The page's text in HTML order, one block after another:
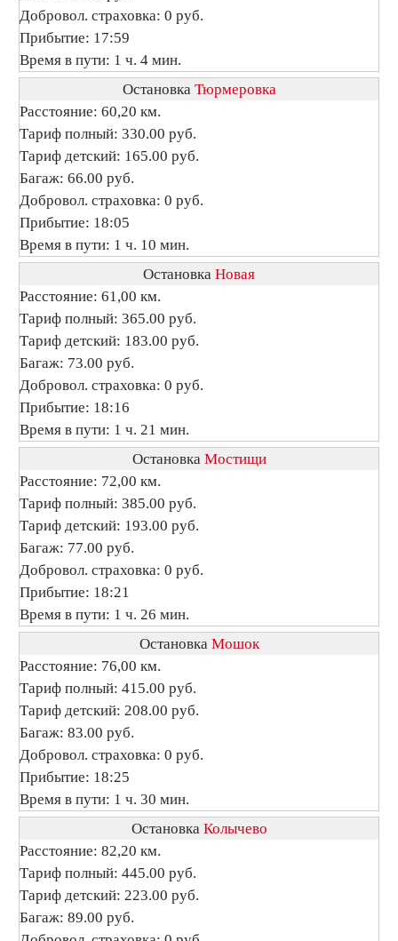
Добровол. страховка: 0 руб.
Прибытие: 17:59
Время в пути: 1 ч. 4 мин.
Остановка Тюрмеровка
Расстояние: 60,20 км.
Тариф полный: 330.00 руб.
Тариф детский: 165.00 руб.
Багаж: 66.00 руб.
Добровол. страховка: 0 руб.
Прибытие: 18:05
Время в пути: 1 ч. 10 мин.
Остановка Новая
Расстояние: 61,00 км.
Тариф полный: 365.00 руб.
Тариф детский: 183.00 руб.
Багаж: 73.00 руб.
Добровол. страховка: 0 руб.
Прибытие: 18:16
Время в пути: 1 ч. 21 мин.
Остановка Мостищи
Расстояние: 72,00 км.
Тариф полный: 385.00 руб.
Тариф детский: 193.00 руб.
Багаж: 77.00 руб.
Добровол. страховка: 0 руб.
Прибытие: 18:21
Время в пути: 1 ч. 26 мин.
Остановка Мошок
Расстояние: 76,00 км.
Тариф полный: 415.00 руб.
Тариф детский: 208.00 руб.
Багаж: 83.00 руб.
Добровол. страховка: 0 руб.
Прибытие: 18:25
Время в пути: 1 ч. 30 мин.
Остановка Колычево
Расстояние: 82,20 км.
Тариф полный: 445.00 руб.
Тариф детский: 223.00 руб.
Багаж: 89.00 руб.